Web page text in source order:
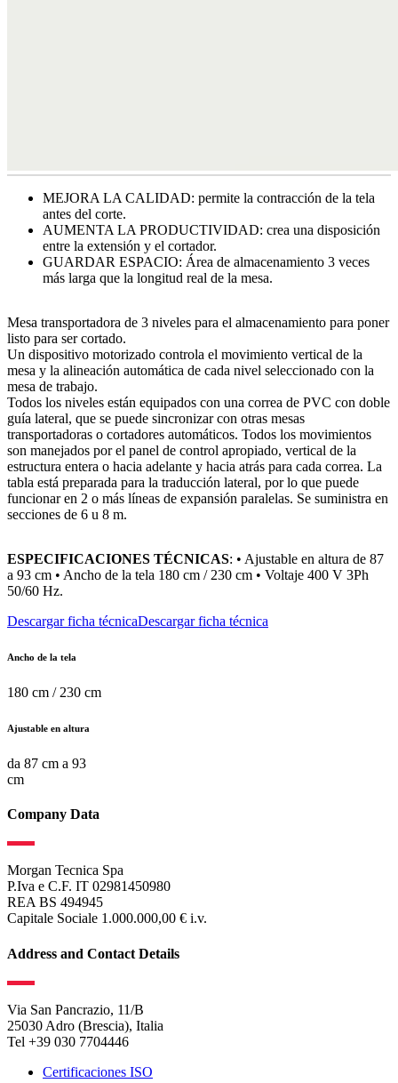
MEJORA LA CALIDAD: permite la contracción de la tela
antes del corte.
AUMENTA LA PRODUCTIVIDAD: crea una disposición
entre la extensión y el cortador.
GUARDAR ESPACIO: Área de almacenamiento 3 veces
más larga que la longitud real de la mesa.
Mesa transportadora de 3 niveles para el almacenamiento para poner
listo para ser cortado.
Un dispositivo motorizado controla el movimiento vertical de la
mesa y la alineación automática de cada nivel seleccionado con la
mesa de trabajo.
Todos los niveles están equipados con una correa de PVC con doble
guía lateral, que se puede sincronizar con otras mesas
transportadoras o cortadores automáticos. Todos los movimientos
son manejados por el panel de control apropiado, vertical de la
estructura entera o hacia adelante y hacia atrás para cada correa. La
tabla está preparada para la traducción lateral, por lo que puede
funcionar en 2 o más líneas de expansión paralelas. Se suministra en
secciones de 6 u 8 m.
ESPECIFICACIONES TÉCNICAS: • Ajustable en altura de 87
a 93 cm • Ancho de la tela 180 cm / 230 cm • Voltaje 400 V 3Ph
50/60 Hz.
Descargar ficha técnicaDescargar ficha técnica
Ancho de la tela
180 cm / 230 cm
Ajustable en altura
da 87 cm a 93
cm
Company Data
Morgan Tecnica Spa
P.Iva e C.F. IT 02981450980
REA BS 494945
Capitale Sociale 1.000.000,00 € i.v.
Address and Contact Details
Via San Pancrazio, 11/B
25030 Adro (Brescia), Italia
Tel +39 030 7704446
Certificaciones ISO